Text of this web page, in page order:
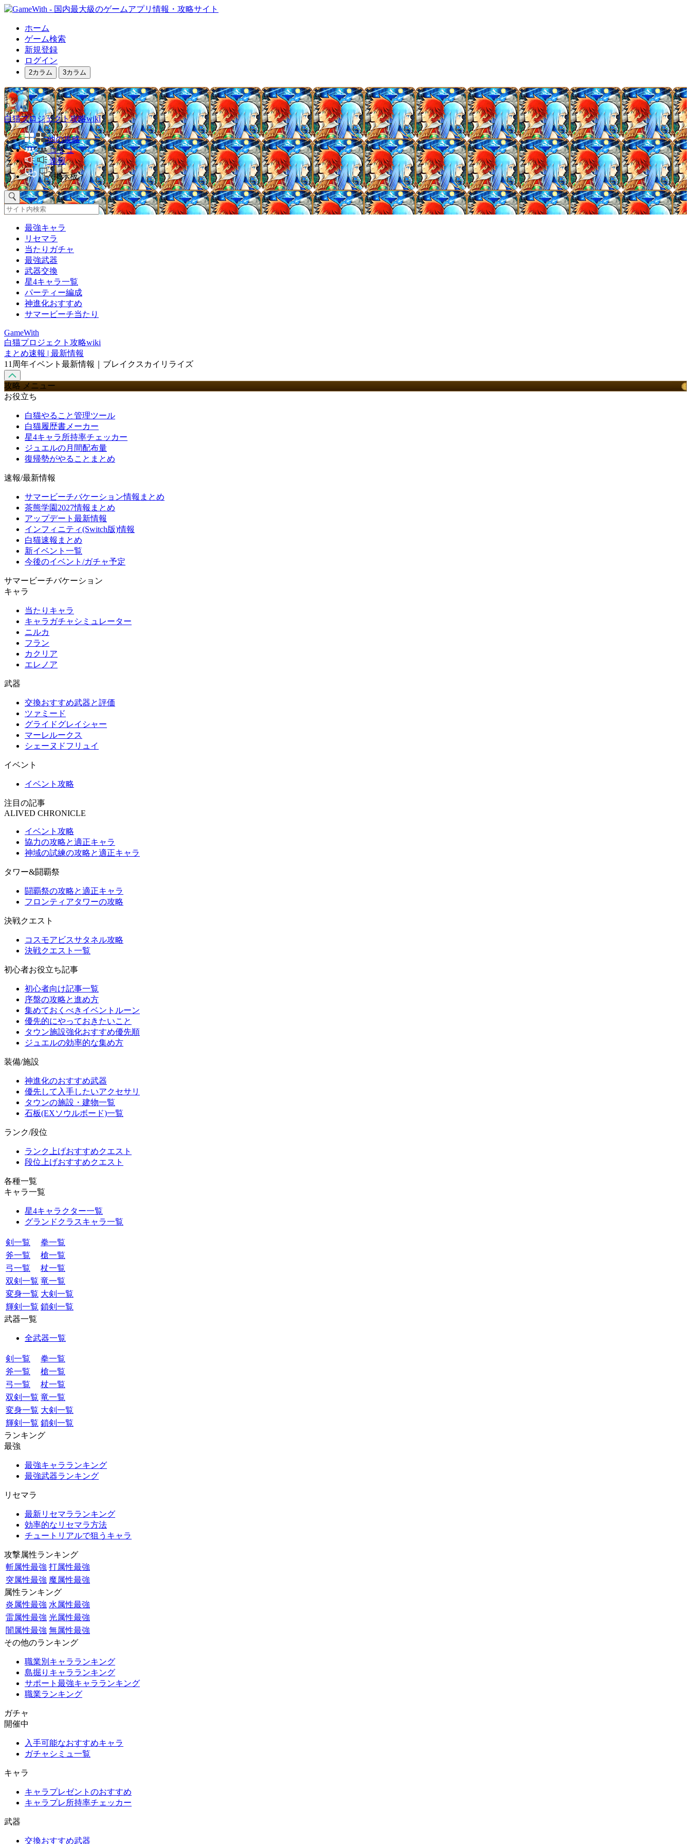
ホーム
ゲーム検索
新規登録
ログイン
2カラム 3カラム
白猫プロジェクト攻略wiki
他の攻略
コミュ
速報
掲示板
最強キャラ
リセマラ
当たりガチャ
最強武器
武器交換
星4キャラ一覧
パーティー編成
神進化おすすめ
サマービーチ当たり
GameWith
白猫プロジェクト攻略wiki
まとめ速報 | 最新情報
11周年イベント最新情報｜ブレイクスカイリライズ
攻略 メニュー
お役立ち
白猫やること管理ツール
白猫履歴書メーカー
星4キャラ所持率チェッカー
ジュエルの月間配布量
復帰勢がやることまとめ
速報/最新情報
サマービーチバケーション情報まとめ
茶熊学園2027情報まとめ
アップデート最新情報
インフィニティ(Switch版)情報
白猫速報まとめ
新イベント一覧
今後のイベント/ガチャ予定
サマービーチバケーション
キャラ
当たりキャラ
キャラガチャシミュレーター
ニルカ
フラン
カクリア
エレノア
武器
交換おすすめ武器と評価
ツァミード
グライドグレイシャー
マーレルークス
シェーヌドフリュイ
イベント
イベント攻略
注目の記事
ALIVED CHRONICLE
イベント攻略
協力の攻略と適正キャラ
神域の試練の攻略と適正キャラ
タワー&闘覇祭
闘覇祭の攻略と適正キャラ
フロンティアタワーの攻略
決戦クエスト
コスモアビスサタネル攻略
決戦クエスト一覧
初心者お役立ち記事
初心者向け記事一覧
序盤の攻略と進め方
集めておくべきイベントルーン
優先的にやっておきたいこと
タウン施設強化おすすめ優先順
ジュエルの効率的な集め方
装備/施設
神進化のおすすめ武器
優先して入手したいアクセサリ
タウンの施設・建物一覧
石板(EXソウルボード)一覧
ランク/段位
ランク上げおすすめクエスト
段位上げおすすめクエスト
各種一覧
キャラ一覧
星4キャラクター一覧
グランドクラスキャラ一覧
剣一覧
拳一覧
斧一覧
槍一覧
弓一覧
杖一覧
双剣一覧 竜一覧
変身一覧 大剣一覧
輝剣一覧 鎖剣一覧
武器一覧
全武器一覧
剣一覧
拳一覧
斧一覧
槍一覧
弓一覧
杖一覧
双剣一覧 竜一覧
変身一覧 大剣一覧
輝剣一覧 鎖剣一覧
ランキング
最強
最強キャラランキング
最強武器ランキング
リセマラ
最新リセマラランキング
効率的なリセマラ方法
チュートリアルで狙うキャラ
攻撃属性ランキング
斬属性最強 打属性最強
突属性最強 魔属性最強
属性ランキング
炎属性最強 水属性最強
雷属性最強 光属性最強
闇属性最強 無属性最強
その他のランキング
職業別キャラランキング
島掘りキャラランキング
サポート最強キャラランキング
職業ランキング
ガチャ
開催中
入手可能なおすすめキャラ
ガチャシミュ一覧
キャラ
キャラプレゼントのおすすめ
キャラプレ所持率チェッカー
武器
交換おすすめ武器